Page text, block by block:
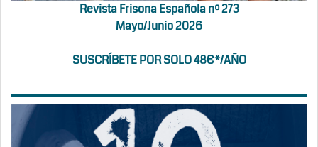
Revista Frisona Española nº 273
Mayo/Junio 2026
SUSCRÍBETE POR SOLO 48€*/AÑO